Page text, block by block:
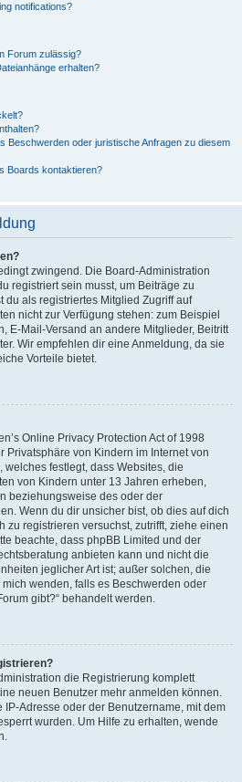
notifications?
Forum zulässig?
erhalten?
Beschwerden oder juristische Anfragen zu diesem
Boards kontaktieren?
zwingend. Die Board-Administration
registriert sein musst, um Beiträge zu
du als registriertes Mitglied Zugriff auf
nicht zur Verfügung stehen: zum Beispiel
E-Mail-Versand an andere Mitglieder, Beitritt
Wir empfehlen dir eine Anmeldung, da sie
Vorteile bietet.
Online Privacy Protection Act of 1998
Privatsphäre von Kindern im Internet von
welches festlegt, dass Websites, die
von Kindern unter 13 Jahren erheben,
beziehungsweise des oder der
Wenn du dir unsicher bist, ob dies auf dich
zu registrieren versuchst, zutrifft, ziehe einen
beachte, dass phpBB Limited und der
anbieten kann und nicht die
jeglicher Art ist; außer solchen, die
wenden, falls es Beschwerden oder
gibt?“ behandelt werden.
die Registrierung komplett
neuen Benutzer mehr anmelden können.
IP-Adresse oder der Benutzername, mit dem
wurden. Um Hilfe zu erhalten, wende